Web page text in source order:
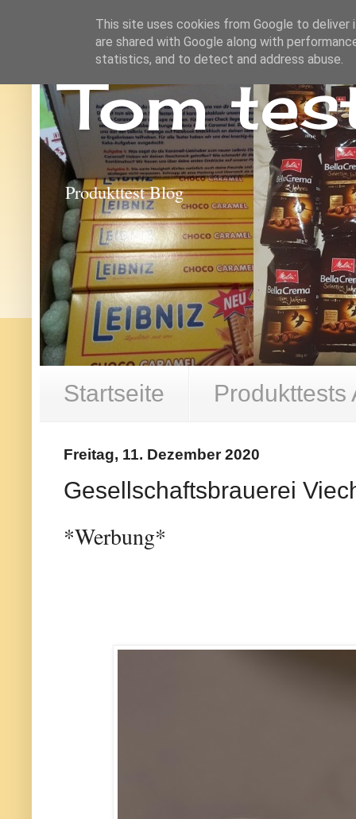
Tom
Produkttest Blog
Startseite Produkttests
Freitag, 11. Dezember 2020
Gesellschaftsbrauerei
*Werbung*
This site uses cookies from Google to deliver
are shared with Google along with
statistics, and to detect and address abuse.